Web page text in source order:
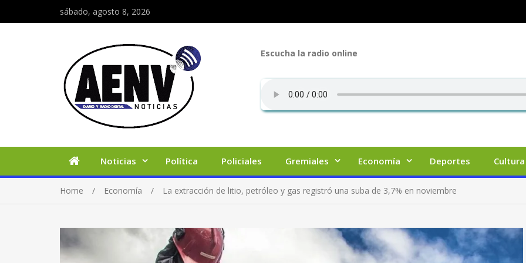
sábado, agosto 8, 2026
Escucha la radio online
Noticias Política Policiales Gremiales Economía Deportes Cultura
Home Economía La extracción de litio, petróleo y gas registró una suba de 3,7% en noviembre